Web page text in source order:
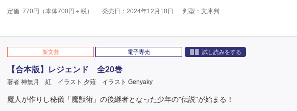
定価 770円（本体700円＋税） 発売日：2024年12月10日 判型：文庫判
新文芸 電子専売 試し読みをする
【合本版】レジェンド 全20巻
著者 神無月 紅 イラスト 夕薙 イラスト Genyaky
魔人が作りし秘儀「魔獣術」の後継者となった少年の"伝説"が始まる！